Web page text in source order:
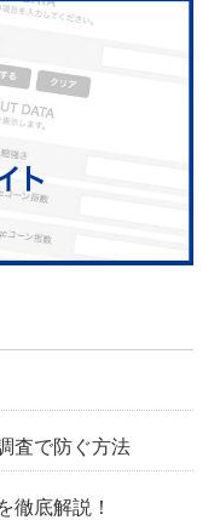
査で防ぐ方法
徹底解説！